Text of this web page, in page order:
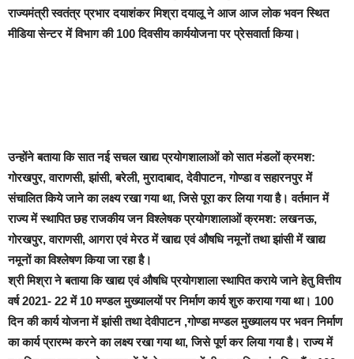
राज्यमंत्री स्वतंत्र प्रभार दयाशंकर मिश्रा दयालू ने आज आज लोक भवन स्थित
मीडिया सेन्टर में विभाग की 100 दिवसीय कार्ययोजना पर प्रेसवार्ता किया।
उन्होंने बताया कि सात नई सचल खाद्य प्रयोगशालाओं को सात मंडलों क्रमश:
गोरखपुर, वाराणसी, झांसी, बरेली, मुरादाबाद, देवीपाटन, गोण्डा व सहारनपुर में
संचालित किये जाने का लक्ष्य रखा गया था, जिसे पूरा कर लिया गया है। वर्तमान में
राज्य में स्थापित छह राजकीय जन विश्लेषक प्रयोगशालाओं क्रमश: लखनऊ,
गोरखपुर, वाराणसी, आगरा एवं मेरठ में खाद्य एवं औषधि नमूनों तथा झांसी में खाद्य
नमूनों का विश्लेषण किया जा रहा है।
श्री मिश्रा ने बताया कि खाद्य एवं औषधि प्रयोगशाला स्थापित कराये जाने हेतु वित्तीय
वर्ष 2021- 22 में 10 मण्डल मुख्यालयों पर निर्माण कार्य शुरु कराया गया था। 100
दिन की कार्य योजना में झांसी तथा देवीपाटन ,गोण्डा मण्डल मुख्यालय पर भवन निर्माण
का कार्य प्रारम्भ करने का लक्ष्य रखा गया था, जिसे पूर्ण कर लिया गया है। राज्य में